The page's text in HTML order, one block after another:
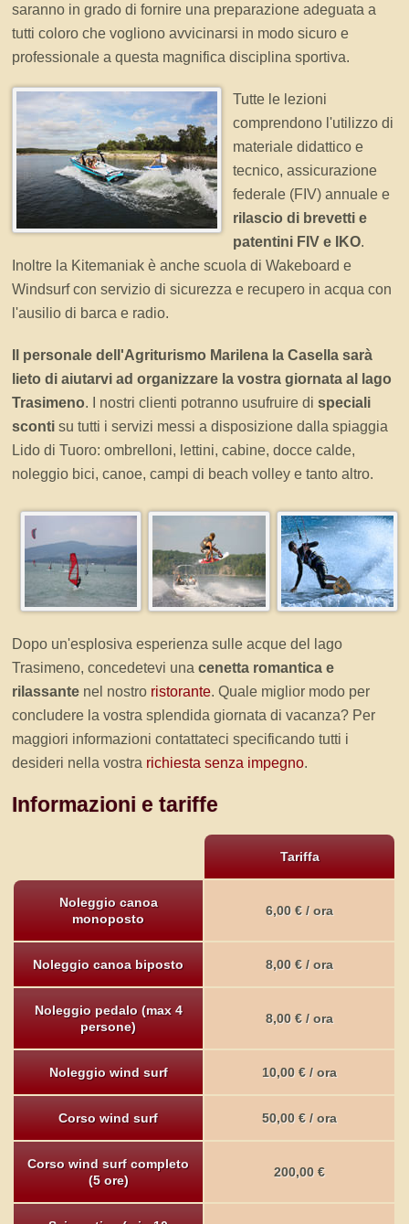
saranno in grado di fornire una preparazione adeguata a
tutti coloro che vogliono avvicinarsi in modo sicuro e
professionale a questa magnifica disciplina sportiva.
Tutte le lezioni
comprendono l'utilizzo di
materiale didattico e
tecnico, assicurazione
federale (FIV) annuale e
rilascio di brevetti e
patentini FIV e IKO.
Inoltre la Kitemaniak è anche scuola di Wakeboard e
Windsurf con servizio di sicurezza e recupero in acqua con
l'ausilio di barca e radio.
Il personale dell'Agriturismo Marilena la Casella sarà
lieto di aiutarvi ad organizzare la vostra giornata al lago
Trasimeno . I nostri clienti potranno usufruire dispeciali
sconti su tutti i servizi messi a disposizione dalla spiaggia
Lido di Tuoro: ombrelloni, lettini, cabine, docce calde,
noleggio bici, canoe, campi di beach volley e tanto altro.
Dopo un'esplosiva esperienza sulle acque del lago
Trasimeno, concedetevi unacenetta romantica e
rilassante nel nostro ristorante. Quale miglior modo per
concludere la vostra splendida giornata di vacanza? Per
maggiori informazioni contattateci specificando tutti i
desideri nella vostra richiesta senza impegno.
Informazioni e tariffe
Tariffa
Noleggio canoa
monoposto
6,00 € / ora
Noleggio canoa biposto 8,00 € / ora
Noleggio pedalo (max 4
persone)
8,00 € / ora
Noleggio wind surf 10,00 € / ora
Corso wind surf 50,00 € / ora
Corso wind surf completo
(5 ore)
200,00 €